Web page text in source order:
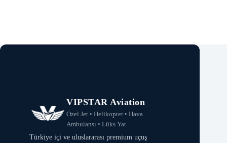
VIPSTAR Aviation
Özel Jet • Helikopter • Hava
Ambulansı • Lüks Yat
Türkiye içi ve uluslararası premium uçuş